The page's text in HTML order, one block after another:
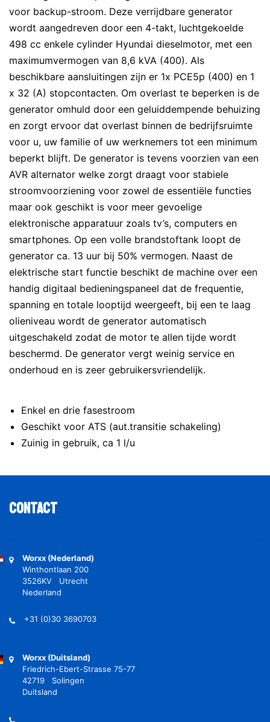
voor backup-stroom. Deze verrijdbare generator
wordt aangedreven door een 4-takt, luchtgekoelde
498 cc enkele cylinder Hyundai dieselmotor, met een
maximumvermogen van 8,6 kVA (400). Als
beschikbare aansluitingen zijn er 1x PCE5p (400) en 1
x 32 (A) stopcontacten. Om overlast te beperken is de
generator omhuld door een geluiddempende behuizing
en zorgt ervoor dat overlast binnen de bedrijfsruimte
voor u, uw familie of uw werknemers tot een minimum
beperkt blijft. De generator is tevens voorzien van een
AVR alternator welke zorgt draagt voor stabiele
stroomvoorziening voor zowel de essentiële functies
maar ook geschikt is voor meer gevoelige
elektronische apparatuur zoals tv’s, computers en
smartphones. Op een volle brandstoftank loopt de
generator ca. 13 uur bij 50% vermogen. Naast de
elektrische start functie beschikt de machine over een
handig digitaal bedieningspaneel dat de frequentie,
spanning en totale looptijd weergeeft, bij een te laag
olieniveau wordt de generator automatisch
uitgeschakeld zodat de motor te allen tijde wordt
beschermd. De generator vergt weinig service en
onderhoud en is zeer gebruikersvriendelijk.
Enkel en drie fasestroom
Geschikt voor ATS (aut.transitie schakeling)
Zuinig in gebruik, ca 1 l/u
Contact
Worxx (Nederland)
Winthontlaan 200
3526KV Utrecht
Nederland
+31 (0)30 3690703
Worxx (Duitsland)
Friedrich-Ebert-Strasse 75-77
42719 Solingen
Duitsland